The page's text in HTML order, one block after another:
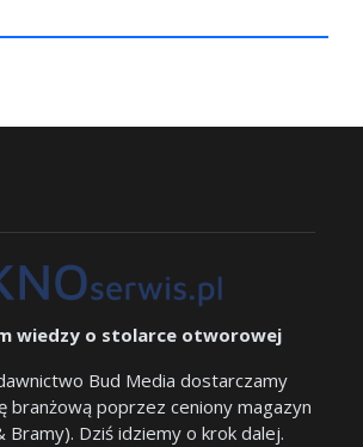
wiedzy o stolarce otworowej
Bud Media dostarczamy
branżową poprzez ceniony magazyn
Bramy). Dziś idziemy o krok dalej.